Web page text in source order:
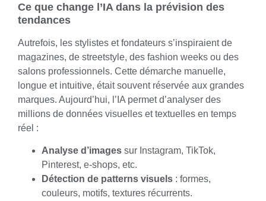
Ce que change l’IA dans la prévision des
tendances
Autrefois, les stylistes et fondateurs s’inspiraient de
magazines, de streetstyle, des fashion weeks ou des
salons professionnels. Cette démarche manuelle,
longue et intuitive, était souvent réservée aux grandes
marques. Aujourd’hui, l’IA permet d’analyser des
millions de données visuelles et textuelles en temps
réel :
Analyse d’images sur Instagram, TikTok,
Pinterest, e-shops, etc.
Détection de patterns visuels : formes,
couleurs, motifs, textures récurrents.